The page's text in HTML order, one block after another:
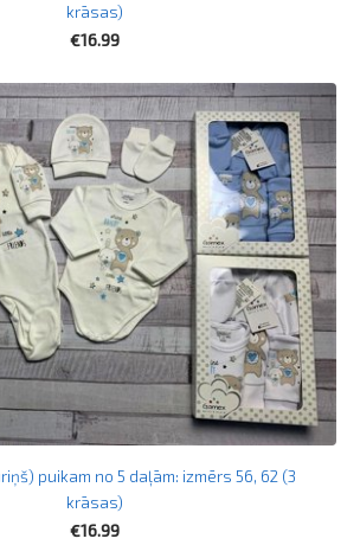
krāsas)
€16.99
puikam no 5 daļām: izmērs 56, 62 (3
krāsas)
€16.99